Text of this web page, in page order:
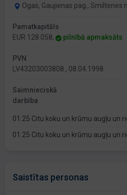
Ogas, Gaujienas pag., Smiltenes
Pamatkapitāls
EUR 128 058,
pilnībā apmaksāts
PVN
LV43203003808 , 08.04.1998
Saimnieciskā
darbība
01.25 Citu koku un krūmu augļu un
01.25 Citu koku un krūmu augļu un
Saistītas personas